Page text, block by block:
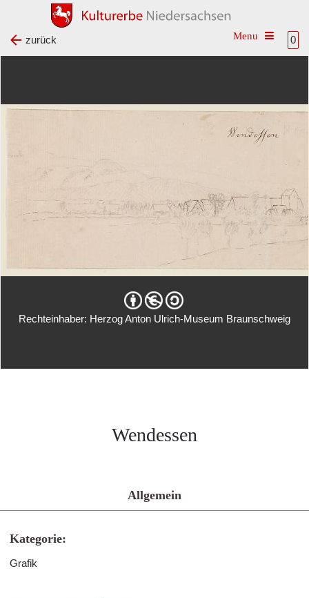
0
Toggle
zurück
Rechteinhaber: Herzog Anton Ulrich-Museum Braunschweig
Wendessen
Allgemein
Kategorie:
Grafik